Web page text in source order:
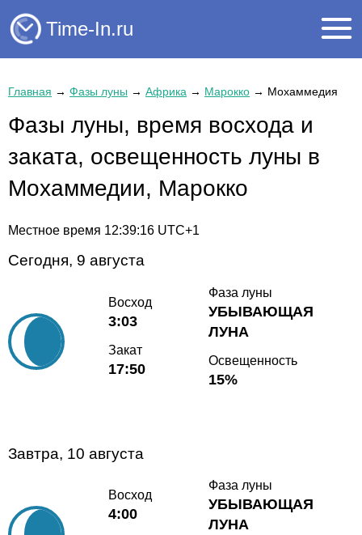
Time-In.ru
Главная → Фазы луны → Африка → Марокко → Мохаммедия
Фазы луны, время восхода и
заката, освещенность луны в
Мохаммедии, Марокко
Местное время 12:39:16 UTC+1
Сегодня, 9 августа
Восход
3:03
Закат
17:50
Фаза луны
УБЫВАЮЩАЯ
ЛУНА
Освещенность
15%
Завтра, 10 августа
Восход
4:00
Фаза луны
УБЫВАЮЩАЯ
ЛУНА